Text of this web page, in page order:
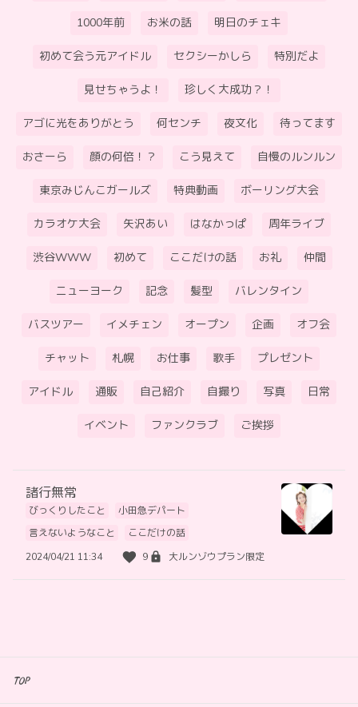
1000年前 お米の話 明日のチェキ
初めて会う元アイドル セクシーかしら 特別だよ
見せちゃうよ！ 珍しく大成功？！
アゴに光をありがとう 何センチ 夜文化 待ってます
おさーら 顔の何倍！？ こう見えて 自慢のルンルン
東京みじんこガールズ 特典動画 ボーリング大会
カラオケ大会 矢沢あい はなかっぱ 周年ライブ
渋谷WWW 初めて ここだけの話 お礼 仲間
ニューヨーク 記念 髪型 バレンタイン
バスツアー イメチェン オープン 企画 オフ会
チャット 札幌 お仕事 歌手 プレゼント
アイドル 通販 自己紹介 自撮り 写真 日常
イベント ファンクラブ ご挨拶
諸行無常
びっくりしたこと
小田急デパート
言えないようなこと
ここだけの話
2024/04/21 11:34
9 大ルンゾウプラン限定
TOP